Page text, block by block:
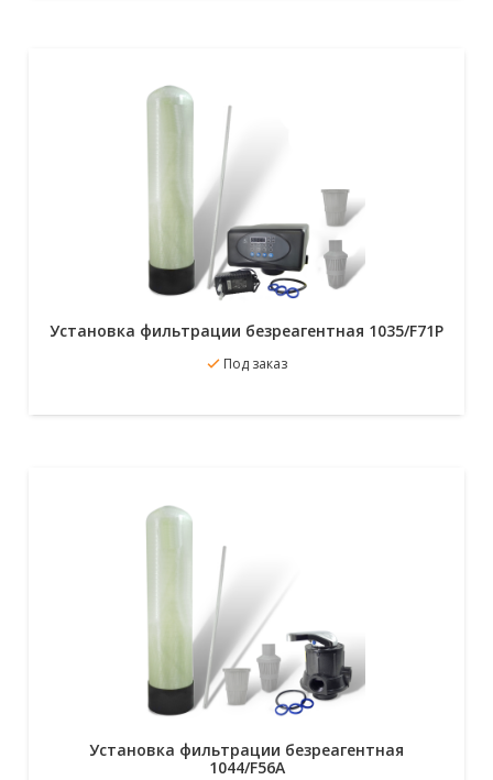
Установка фильтрации безреагентная 1035/F71P
Под заказ
Установка фильтрации безреагентная
1044/F56A